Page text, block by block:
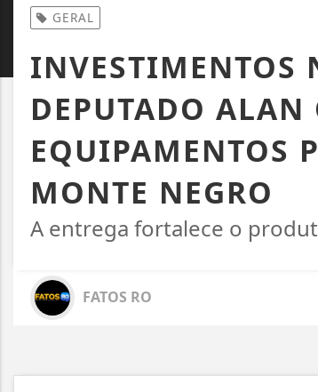
GERAL
INVESTIMENTOS
DEPUTADO ALAN
EQUIPAMENTOS
MONTE NEGRO
A entrega fortalece o
FATOS RO